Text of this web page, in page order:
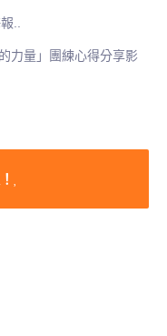
..
力量」團練心得分享影